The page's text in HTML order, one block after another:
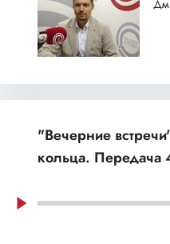
"Вечерние
кольца. Передача